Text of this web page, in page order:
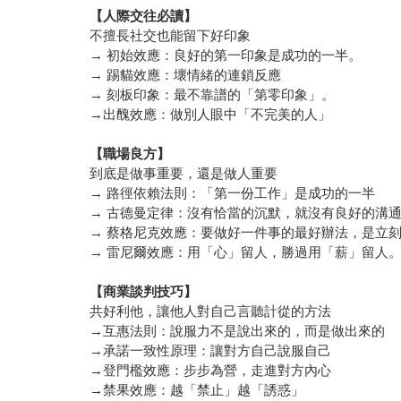
【人際交往必讀】
不擅長社交也能留下好印象
→ 初始效應：良好的第一印象是成功的一半。
→ 踢貓效應：壞情緒的連鎖反應
→ 刻板印象：最不靠譜的「第零印象」。
→出醜效應：做別人眼中「不完美的人」
【職場良方】
到底是做事重要，還是做人重要
→ 路徑依賴法則：「第一份工作」是成功的一半
→ 古德曼定律：沒有恰當的沉默，就沒有良好的溝通
→ 蔡格尼克效應：要做好一件事的最好辦法，是立刻
→ 雷尼爾效應：用「心」留人，勝過用「薪」留人。
【商業談判技巧】
共好利他，讓他人對自己言聽計從的方法
→互惠法則：說服力不是說出來的，而是做出來的
→承諾一致性原理：讓對方自己說服自己
→登門檻效應：步步為營，走進對方內心
→禁果效應：越「禁止」越「誘惑」